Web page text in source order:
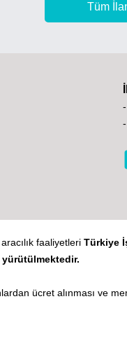
Tüm
faaliyetleri Türkiye
yürütülmektedir.
ücret alınması ve